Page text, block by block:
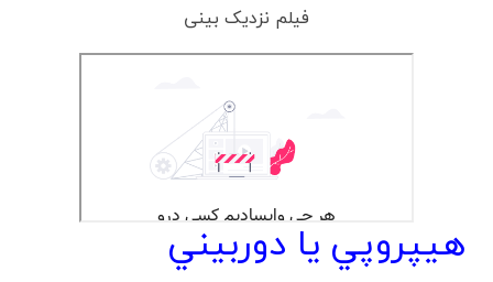
فیلم نزدیک بینی
هيپروپي يا دوربيني